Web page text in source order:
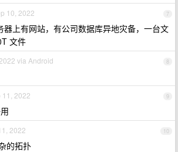
7
10, 2022
器上有网站，有公司数据库异地灾备，一台文
文件
8
via Android
9
11, 2022
10
2022
的拓扑